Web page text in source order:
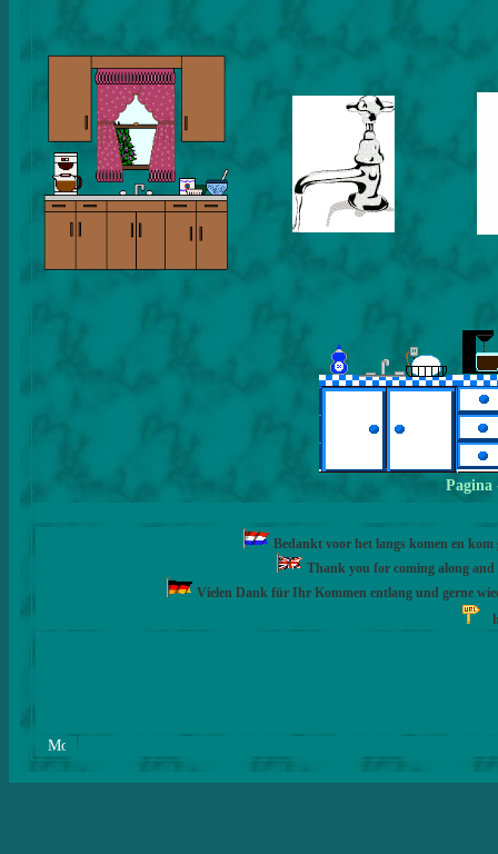
Pagina
Bedankt voor het langs komen en
Thank you for coming along and
Vielen Dank für Ihr Kommen entlang und gerne